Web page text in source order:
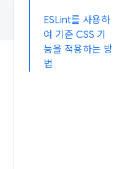
ESLint를 사용하
여 기준 CSS 기
능을 적용하는 방
법